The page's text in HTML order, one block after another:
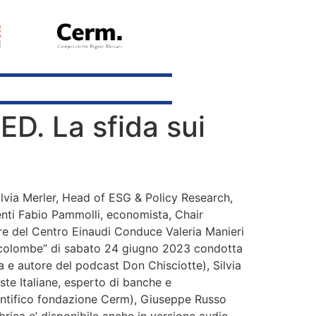
La sfida sui
Merler, Head of ESG & Policy Research,
Fabio Pammolli, economista, Chair
Centro Einaudi Conduce Valeria Manieri
di sabato 24 giugno 2023 condotta
e autore del podcast Don Chisciotte), Silvia
Italiane, esperto di banche e
fondazione Cerm), Giuseppe Russo